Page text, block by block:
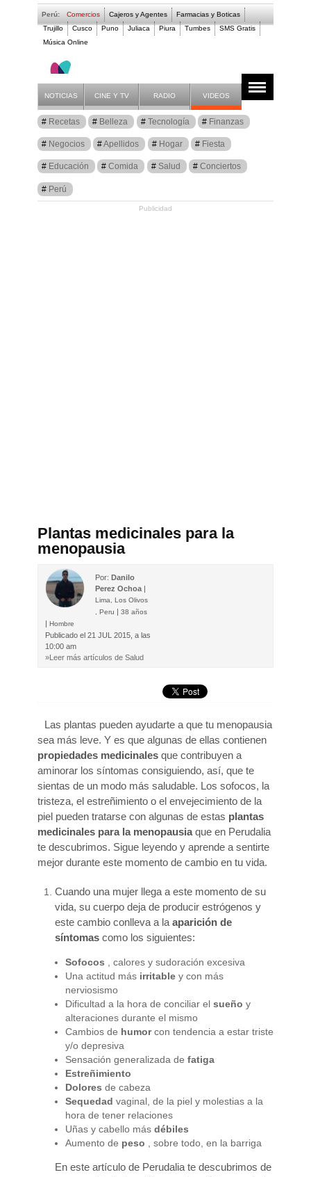
Perú: Comercios Cajeros y Agentes
Farmacias y Boticas
Trujillo
Cusco Puno Juliaca Piura Tumbes
SMS Gratis
Música Online
Salud Artículos
Salud
NOTICIAS CINE Y TV RADIO VIDEOS
Recetas Belleza Tecnología Finanzas
Negocios Apellidos Hogar Fiesta
Educación Comida Salud Conciertos
Perú
Publicidad
Plantas medicinales para la
menopausia
Por:Danilo
Perez Ochoa |
Lima, Los Olivos
, Peru |38 años
| Hombre
Publicado el 21 JUL 2015, a las
10:00 am
»Leer más artículos de Salud
Las plantas pueden ayudarte a que tu menopausia
sea más leve. Y es que algunas de ellas contienen
propiedades medicinales que contribuyen a
aminorar los síntomas consiguiendo, así, que te
sientas de un modo más saludable. Los sofocos, la
tristeza, el estreñimiento o el envejecimiento de la
piel pueden tratarse con algunas de estas plantas
medicinales para la menopausiaque en Perudalia
te descubrimos. Sigue leyendo y aprende a sentirte
mejor durante este momento de cambio en tu vida.
Cuando una mujer llega a este momento de su
vida, su cuerpo deja de producir estrógenos y
este cambio conlleva a la aparición de
síntomas como los siguientes:
Sofocos , calores y sudoración excesiva
Una actitud más irritable y con más
nerviosismo
Dificultad a la hora de conciliar el sueño y
alteraciones durante el mismo
Cambios de humorcon tendencia a estar triste
y/o depresiva
Sensación generalizada de fatiga
Estreñimiento
Dolores de cabeza
Sequedad vaginal, de la piel y molestias a la
hora de tener relaciones
Uñas y cabello más débiles
Aumento de peso , sobre todo, en la barriga
En este artículo de Perudalia te descubrimos de